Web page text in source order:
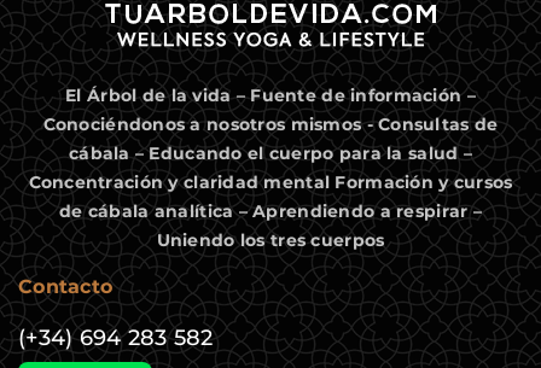
El Árbol de la vida – Fuente de información –
Conociéndonos a nosotros mismos - Consultas de
cábala – Educando el cuerpo para la salud –
Concentración y claridad mental Formación y cursos
de cábala analítica – Aprendiendo a respirar –
Uniendo los tres cuerpos
Contacto
(+34) 694 283 582